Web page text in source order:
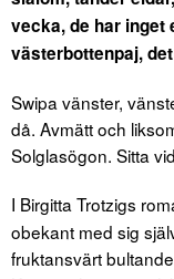
vecka, de har inget
västerbottenpaj,
Swipa vänster,
då. Avmätt och
Solglasögon. Sitta
I Birgitta Trotzigs
obekant med sig
fruktansvärt